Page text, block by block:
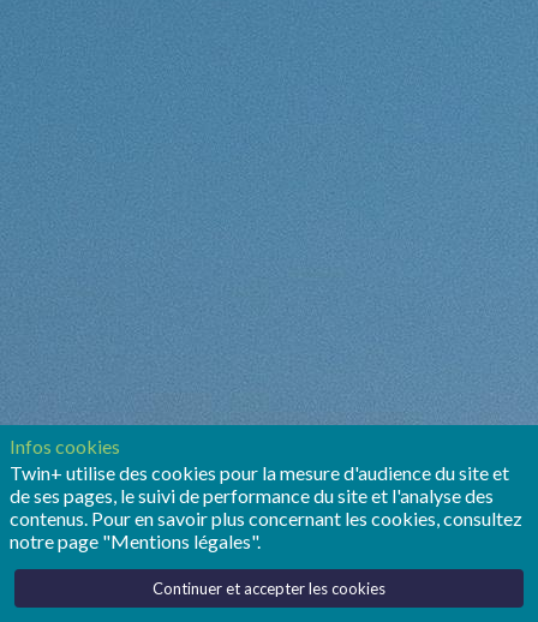
Infos cookies
Twin+ utilise des cookies pour la mesure d'audience du site et
de ses pages, le suivi de performance du site et l'analyse des
contenus. Pour en savoir plus concernant les cookies, consultez
notre page "Mentions légales".
Continuer et accepter les cookies